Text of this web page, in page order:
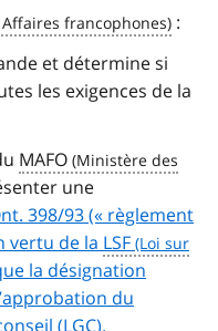
:
et détermine si
les exigences de la
MAFO
une
398/93 (« règlement
vertu de la LSF
la désignation
du
(LGC).